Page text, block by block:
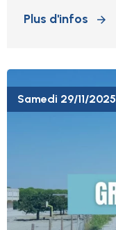
Plus d'infos
Samedi 29/11/2025